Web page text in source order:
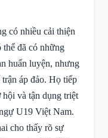
có nhiều cải thiện
đã có những
huấn luyện, nhưng
áp đảo. Họ tiếp
hội và tận dụng triệt
U19 Việt Nam.
cho thấy rõ sự